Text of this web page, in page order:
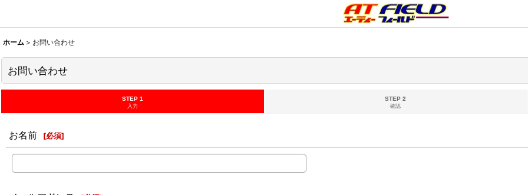
ホーム > お問い合わせ
お問い合わせ
STEP 1
入力
STEP 2
確認
お名前 [必須]